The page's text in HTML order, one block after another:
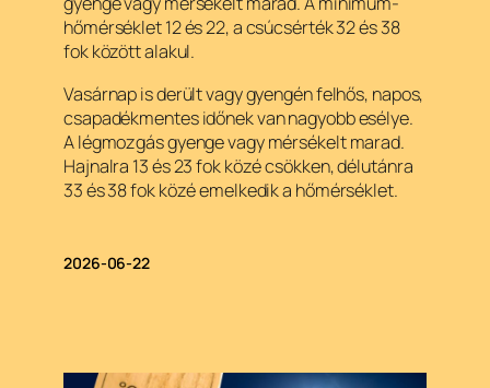
hőmérséklet 12 és 22, a csúcsérték 32 és 38
fok között alakul.
Vasárnap is derült vagy gyengén felhős, napos,
csapadékmentes időnek van nagyobb esélye.
A légmozgás gyenge vagy mérsékelt marad.
Hajnalra 13 és 23 fok közé csökken, délutánra
33 és 38 fok közé emelkedik a hőmérséklet.
2026-06-22